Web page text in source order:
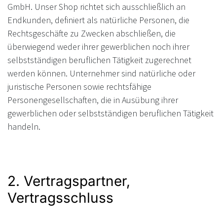
GmbH. Unser Shop richtet sich ausschließlich an
Endkunden, definiert als natürliche Personen, die
Rechtsgeschäfte zu Zwecken abschließen, die
überwiegend weder ihrer gewerblichen noch ihrer
selbstständigen beruflichen Tätigkeit zugerechnet
werden können. Unternehmer sind natürliche oder
juristische Personen sowie rechtsfähige
Personengesellschaften, die in Ausübung ihrer
gewerblichen oder selbstständigen beruflichen Tätigkeit
handeln.
2. Vertragspartner,
Vertragsschluss